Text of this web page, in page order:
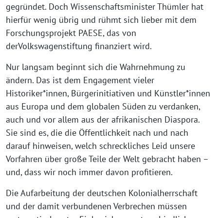
gegründet. Doch Wissenschaftsminister Thümler hat
hierfür wenig übrig und rühmt sich lieber mit dem
Forschungsprojekt PAESE, das von
derVolkswagenstiftung finanziert wird.
Nur langsam beginnt sich die Wahrnehmung zu
ändern. Das ist dem Engagement vieler
Historiker*innen, Bürgerinitiativen und Künstler*innen
aus Europa und dem globalen Süden zu verdanken,
auch und vor allem aus der afrikanischen Diaspora.
Sie sind es, die die Öffentlichkeit nach und nach
darauf hinweisen, welch schreckliches Leid unsere
Vorfahren über große Teile der Welt gebracht haben –
und, dass wir noch immer davon profitieren.
Die Aufarbeitung der deutschen Kolonialherrschaft
und der damit verbundenen Verbrechen müssen